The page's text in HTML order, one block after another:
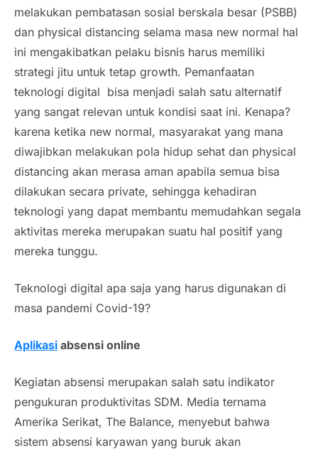
melakukan pembatasan sosial berskala besar (PSBB)
dan physical distancing selama masa new normal hal
ini mengakibatkan pelaku bisnis harus memiliki
strategi jitu untuk tetap growth. Pemanfaatan
teknologi digital bisa menjadi salah satu alternatif
yang sangat relevan untuk kondisi saat ini. Kenapa?
karena ketika new normal, masyarakat yang mana
diwajibkan melakukan pola hidup sehat dan physical
distancing akan merasa aman apabila semua bisa
dilakukan secara private, sehingga kehadiran
teknologi yang dapat membantu memudahkan segala
aktivitas mereka merupakan suatu hal positif yang
mereka tunggu.
Teknologi digital apa saja yang harus digunakan di
masa pandemi Covid-19?
Aplikasi absensi online
Kegiatan absensi merupakan salah satu indikator
pengukuran produktivitas SDM. Media ternama
Amerika Serikat, The Balance, menyebut bahwa
sistem absensi karyawan yang buruk akan